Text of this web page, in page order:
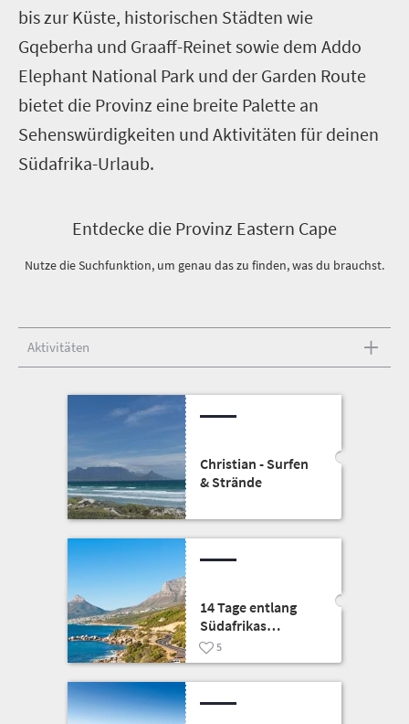
bis zur Küste, historischen Städten wie
Gqeberha und Graaff-Reinet sowie dem Addo
Elephant National Park und der Garden Route
bietet die Provinz eine breite Palette an
Sehenswürdigkeiten und Aktivitäten für deinen
Südafrika-Urlaub.
Entdecke die Provinz Eastern Cape
Nutze die Suchfunktion, um genau das zu finden, was du brauchst.
Aktivitäten
Christian - Surfen
& Strände
14 Tage entlang
Südafrikas
einzigartiger
Garden Route
5